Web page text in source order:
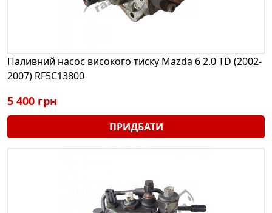
Паливний насос високого тиску Mazda 6 2.0 TD (2002-
2007) RF5C13800
5 400 грн
ПРИДБАТИ